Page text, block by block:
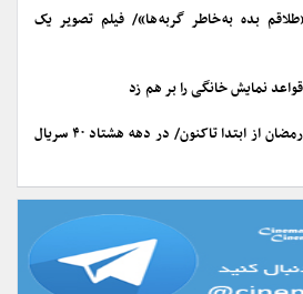
بده به خاطر گربه ها»/ فیلم تصویر یک
نمایش خانگی را بر هم زد
تاریخچه سریال‌های ماه رمضان از ابتدا تاکنون/ در دهه هشتاد ۴۰ سریال